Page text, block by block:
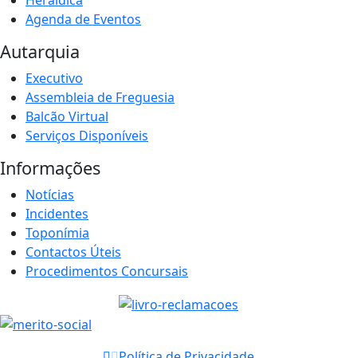
Agenda de Eventos
Autarquia
Executivo
Assembleia de Freguesia
Balcão Virtual
Serviços Disponíveis
Informações
Notícias
Incidentes
Toponímia
Contactos Úteis
Procedimentos Concursais